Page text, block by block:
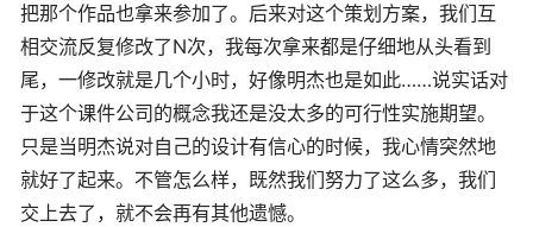
把那个作品也拿来参加了。后来对这个策划方案，我们互
相交流反复修改了N次，我每次拿来都是仔细地从头看到
尾，一修改就是几个小时，好像明杰也是如此……说实话对
于这个课件公司的概念我还是没太多的可行性实施期望。
只是当明杰说对自己的设计有信心的时候，我心情突然地
就好了起来。不管怎么样，既然我们努力了这么多，我们
交上去了，就不会再有其他遗憾。